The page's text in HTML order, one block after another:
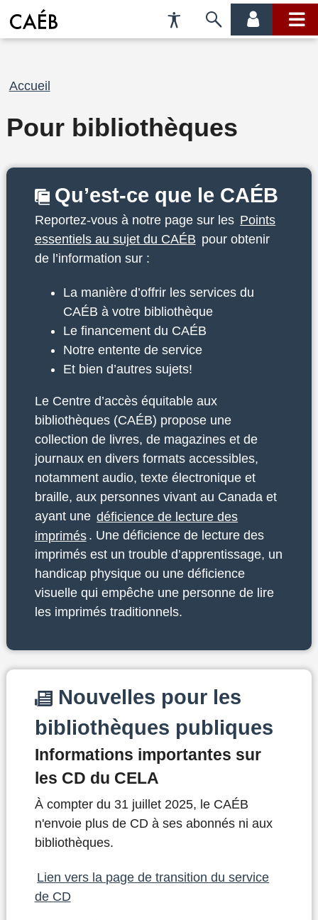
Préférences
d'accessibilité
Passer
menu
menu
Fil
Accueil
Pour bibliothèques
Qu’est-ce que le CAÉB
Reportez-vous à notre page sur les Points
essentiels au sujet du CAÉB pour obtenir
de l’information sur :
La manière d’offrir les services du
CAÉB à votre bibliothèque
Le financement du CAÉB
Notre entente de service
Et bien d’autres sujets!
Le Centre d’accès équitable aux
bibliothèques (CAÉB) propose une
collection de livres, de magazines et de
journaux en divers formats accessibles,
notamment audio, texte électronique et
braille, aux personnes vivant au Canada et
ayant une déficience de lecture des
imprimés . Une déficience de lecture des
imprimés est un trouble d’apprentissage, un
handicap physique ou une déficience
visuelle qui empêche une personne de lire
les imprimés traditionnels.
Nouvelles pour les
bibliothèques publiques
Informations importantes sur
les CD du CELA
À compter du 31 juillet 2025, le CAÉB
n'envoie plus de CD à ses abonnés ni aux
bibliothèques.
Lien vers la page de transition du service
de CD